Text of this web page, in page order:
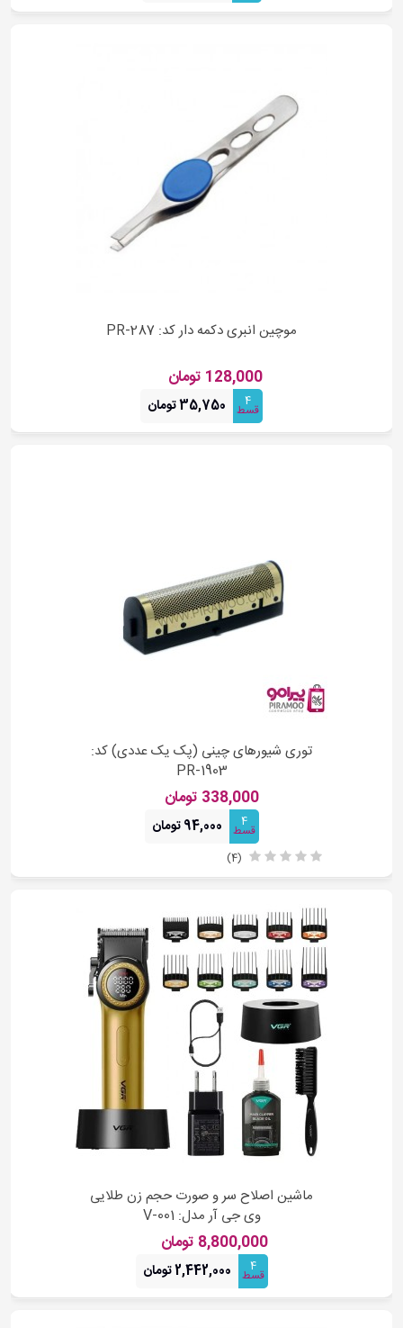
موچین انبری دکمه دار کد: PR-287
128,000 تومان
4
قسط 35,750 تومان
توری شیورهای چینی (پک یک عددی) کد:
PR-1903
338,000 تومان
4
قسط 94,000 تومان
(4)
ماشین اصلاح سر و صورت حجم زن طلایی
وی جی آر مدل: V-001
8,800,000 تومان
4
قسط 2,442,000 تومان